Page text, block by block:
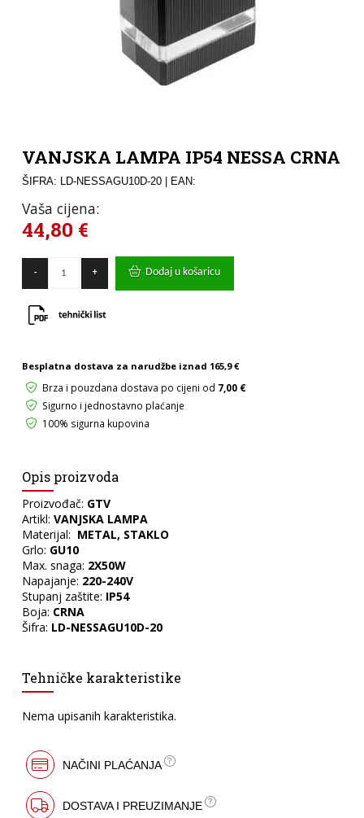
VANJSKA LAMPA IP54 NESSA CRNA
ŠIFRA: LD-NESSAGU10D-20| EAN:
Vaša cijena:
44,80 €
-
LAMPA
IP54
CRNA
+ Dodaj u košaricu
Besplatna dostava za narudžbe iznad 165,9 €
Brza i pouzdana dostava po cijeni od 7,00 €
Sigurno i jednostavno plaćanje
100% sigurna kupovina
Opis proizvoda
Proizvođač: GTV
Artikl: VANJSKA LAMPA
Materijal: METAL, STAKLO
Grlo: GU10
Max. snaga: 2X50W
Napajanje: 220-240V
Stupanj zaštite: IP54
Boja: CRNA
Šifra: LD-NESSAGU10D-20
Tehničke karakteristike
Nema upisanih karakteristika.
NAČINI PLAĆANJA
DOSTAVA I PREUZIMANJE